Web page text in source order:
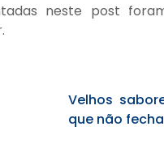
neste post
Velhos
que não fecha